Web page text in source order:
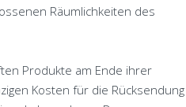
Räumlichkeiten des
Produkte am Ende ihrer
Kosten für die Rücksendung